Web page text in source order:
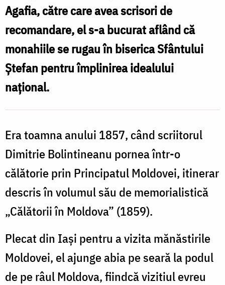
Agafia, către care avea scrisori de
recomandare, el s-a bucurat aflând că
monahiile se rugau în biserica Sfântului
Ștefan pentru împlinirea idealului
național.
Era toamna anului 1857, când scriitorul
Dimitrie Bolintineanu pornea într-o
călătorie prin Principatul Moldovei, itinerar
descris în volumul său de memorialistică
„Călătorii în Moldova” (1859).
Plecat din Iași pentru a vizita mănăstirile
Moldovei, el ajunge abia pe seară la podul
de pe râul Moldova, fiindcă vizitiul evreu